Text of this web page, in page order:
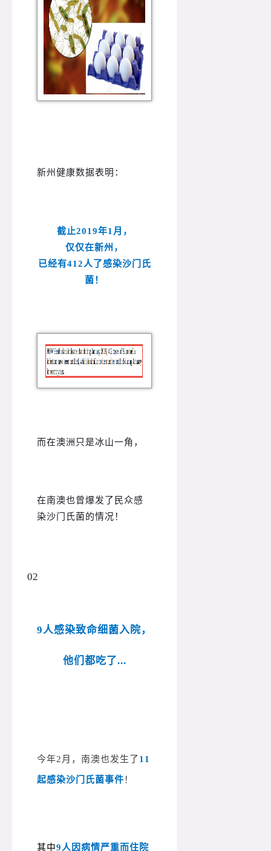
新州健康数据表明：
截止2019年1月，
仅仅在新州，
已经有412人了感染沙门氏
菌！
而在澳洲只是冰山一角，
在南澳也曾爆发了民众感
染沙门氏菌的情况！
02
9人感染致命细菌入院，
他们都吃了...
今年2月，南澳也发生了 11
起感染沙门氏菌事件 ！
其中9人因病情严重而住院